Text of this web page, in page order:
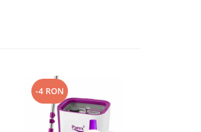
-4 RON